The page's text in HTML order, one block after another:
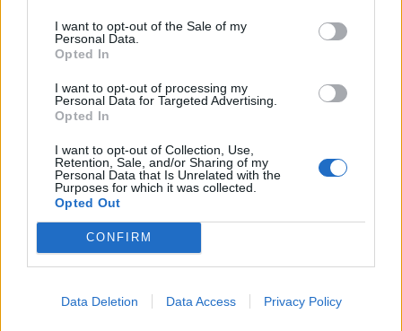
I want to opt-out of the Sale of my
Personal Data.
Opted In
I want to opt-out of processing my
Personal Data for Targeted Advertising.
Opted In
I want to opt-out of Collection, Use,
Retention, Sale, and/or Sharing of my
Personal Data that Is Unrelated with the
Purposes for which it was collected.
Opted Out
CONFIRM
Data Deletion Data Access Privacy Policy
Ακολουθήστε το OLAFAQ
Newsroom
Ετικέτες :Ακροδεξιά,Αργεντινή,Εκλογές